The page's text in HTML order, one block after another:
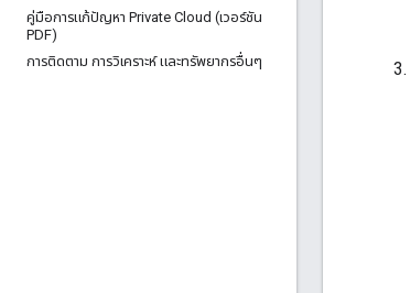
คู่มือการแก้ปัญหา Private Cloud (เวอร์ชัน
PDF)
การติดตาม การวิเคราะห์ และทรัพยากรอื่นๆ